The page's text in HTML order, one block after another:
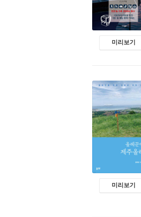
미리보기
미리보기